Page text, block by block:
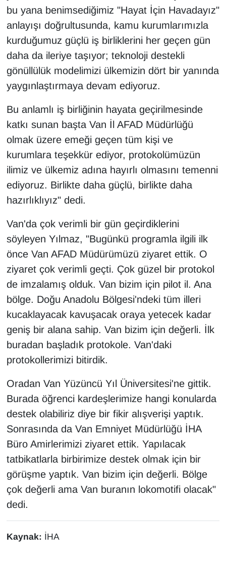
bu yana benimsediğimiz "Hayat İçin Havadayız"
anlayışı doğrultusunda, kamu kurumlarımızla
kurduğumuz güçlü iş birliklerini her geçen gün
daha da ileriye taşıyor; teknoloji destekli
gönüllülük modelimizi ülkemizin dört bir yanında
yaygınlaştırmaya devam ediyoruz.
Bu anlamlı iş birliğinin hayata geçirilmesinde
katkı sunan başta Van İl AFAD Müdürlüğü
olmak üzere emeği geçen tüm kişi ve
kurumlara teşekkür ediyor, protokolümüzün
ilimiz ve ülkemiz adına hayırlı olmasını temenni
ediyoruz. Birlikte daha güçlü, birlikte daha
hazırlıklıyız" dedi.
Van'da çok verimli bir gün geçirdiklerini
söyleyen Yılmaz, "Bugünkü programla ilgili ilk
önce Van AFAD Müdürümüzü ziyaret ettik. O
ziyaret çok verimli geçti. Çok güzel bir protokol
de imzalamış olduk. Van bizim için pilot il. Ana
bölge. Doğu Anadolu Bölgesi'ndeki tüm illeri
kucaklayacak kavuşacak oraya yetecek kadar
geniş bir alana sahip. Van bizim için değerli. İlk
buradan başladık protokole. Van'daki
protokollerimizi bitirdik.
Oradan Van Yüzüncü Yıl Üniversitesi'ne gittik.
Burada öğrenci kardeşlerimize hangi konularda
destek olabiliriz diye bir fikir alışverişi yaptık.
Sonrasında da Van Emniyet Müdürlüğü İHA
Büro Amirlerimizi ziyaret ettik. Yapılacak
tatbikatlarla birbirimize destek olmak için bir
görüşme yaptık. Van bizim için değerli. Bölge
çok değerli ama Van buranın lokomotifi olacak"
dedi.
Kaynak: İHA